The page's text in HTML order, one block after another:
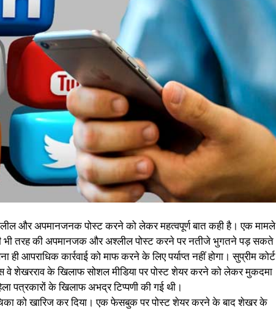
और अपमानजनक पोस्ट करने को लेकर महत्वपूर्ण बात कही है। एक मामले
भी तरह की अपमानजक और अश्लील पोस्ट करने पर नतीजे भुगतने पड़ सकते
आपराधिक कार्रवाई को माफ करने के लिए पर्याप्त नहीं होगा। सुप्रीम कोर्ट
वे शेखरराव के खिलाफ सोशल मीडिया पर पोस्ट शेयर करने को लेकर मुकदमा
पत्रकारों के खिलाफ अभद्र टिप्पणी की गई थी।
को खारिज कर दिया। एक फेसबुक पर पोस्ट शेयर करने के बाद शेखर के